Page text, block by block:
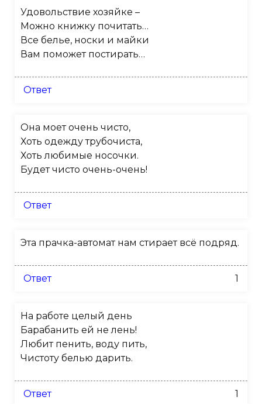
Удовольствие хозяйке –
Можно книжку почитать…
Все белье, носки и майки
Вам поможет постирать…
Ответ
Она моет очень чисто,
Хоть одежду трубочиста,
Хоть любимые носочки.
Будет чисто очень-очень!
Ответ
Эта прачка-автомат нам стирает всё подряд.
Ответ 1
На работе целый день
Барабанить ей не лень!
Любит пенить, воду пить,
Чистоту белью дарить.
Ответ 1